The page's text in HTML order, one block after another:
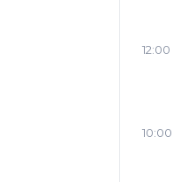
12:00
10:00